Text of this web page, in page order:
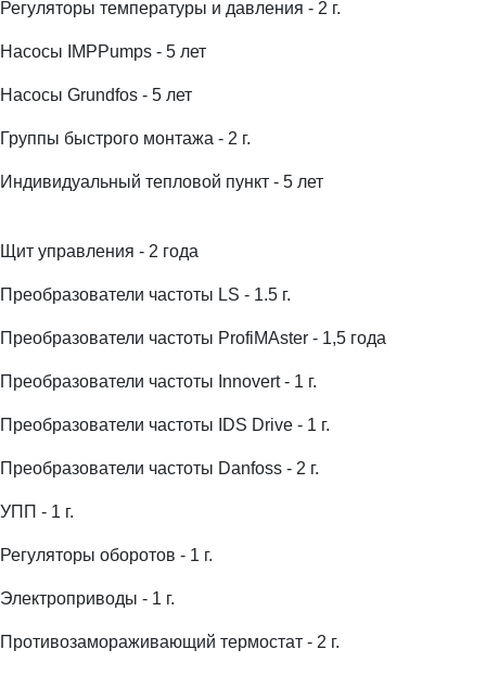
Регуляторы температуры и давления - 2 г.
Насосы IMPPumps - 5 лет
Насосы Grundfos - 5 лет
Группы быстрого монтажа - 2 г.
Индивидуальный тепловой пункт - 5 лет
Щит управления - 2 года
Преобразователи частоты LS - 1.5 г.
Преобразователи частоты ProfiMAster - 1,5 года
Преобразователи частоты Innovert - 1 г.
Преобразователи частоты IDS Drive - 1 г.
Преобразователи частоты Danfoss - 2 г.
УПП - 1 г.
Регуляторы оборотов - 1 г.
Электроприводы - 1 г.
Противозамораживающий термостат - 2 г.